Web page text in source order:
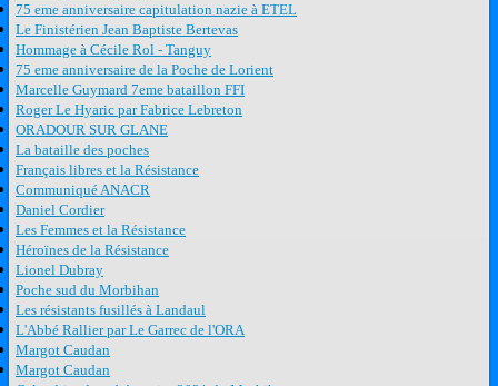
75 eme anniversaire capitulation nazie à ETEL
Le Finistérien Jean Baptiste Bertevas
Hommage à Cécile Rol - Tanguy
75 eme anniversaire de la Poche de Lorient
Marcelle Guymard 7eme bataillon FFI
Roger Le Hyaric par Fabrice Lebreton
ORADOUR SUR GLANE
La bataille des poches
Français libres et la Résistance
Communiqué ANACR
Daniel Cordier
Les Femmes et la Résistance
Héroïnes de la Résistance
Lionel Dubray
Poche sud du Morbihan
Les résistants fusillés à Landaul
L'Abbé Rallier par Le Garrec de l'ORA
Margot Caudan
Margot Caudan